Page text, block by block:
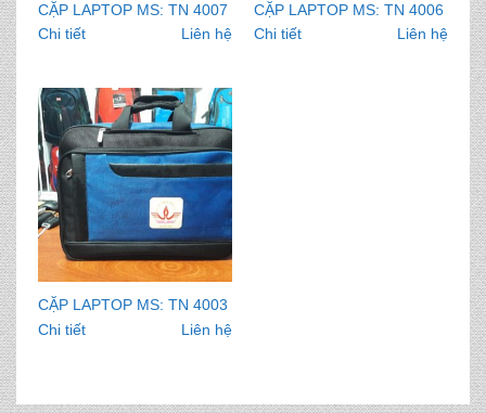
CẶP LAPTOP MS: TN 4007
Chi tiết
Liên hệ
CẶP LAPTOP MS: TN 4006
Chi tiết
Liên hệ
CẶP LAPTOP MS: TN 4003
Chi tiết
Liên hệ